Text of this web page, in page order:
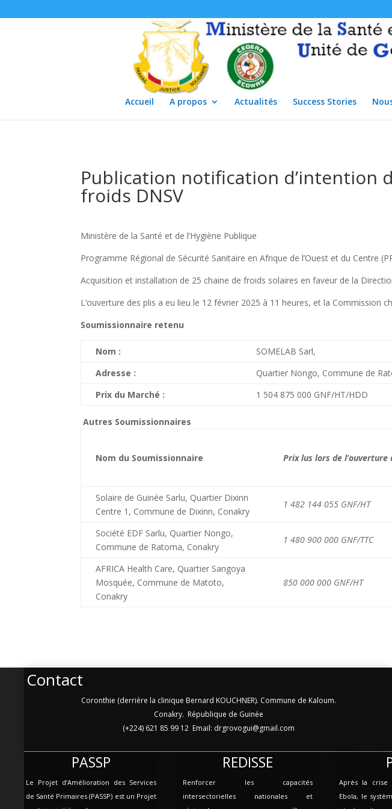
Accueil A propos Actualités Success Stories
Publication notification d’intention
froids DNSV
Ministère de la Santé et de l’Hygiène Publique
Programme Régional de Sécurité Sanitaire en Afrique de l’Ouest et du Centre
Acquisition et installation de 25 chaine de froids solaires en faveur de la
L’ouverture des plis a eu lieu le 12 février 2025 à 11 heures, et la Commission
Soumissionnaire retenu
Nom :
SOMELAB Sarl,
Adresse :
Quartier Nongo, Commune de
Prix du Marché :
1 504 875 000 GNF/HT/HDD
Autres Soumissionnaires
Nom du Soumissionnaire Prix lus lors de l’ouverture
Solaire de Guinée Sarlu, Quartier Dixinn
Centre 1, Commune de Dixinn, Conakry
1 482 144 055 GNF/HT
Société EDF Sarlu, Quartier Nongo,
Commune de Ratoma, Conakry
1 480 900 000 GNF/TTC
AFRICA Health Care, Quartier Sangoya
Mosquée, Commune de Matoto,
Conakry
850 000 000 GNF/HT
Contact
Coronthie (derrière la clinique Bernard KOUCHNER). Commune de Kaloum.
Conakry. République de Guinée
(+224) 621 85 99 12 Email: drgrovogui@gmail.com
PASSP
Le Projet d’Amélioration des Services
de Santé Primaires (PASSP) est un Projet
REDISSE
Renforcer les capacités
intersectorielles nationales et
Après la
Ebola, le